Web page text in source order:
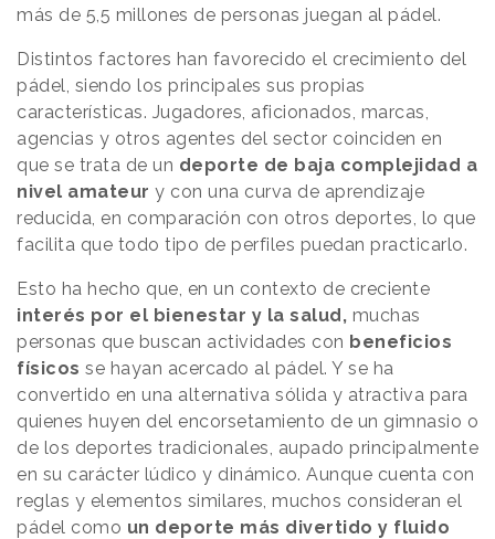
más de 5,5 millones de personas juegan al pádel.
Distintos factores han favorecido el crecimiento del
pádel, siendo los principales sus propias
características. Jugadores, aficionados, marcas,
agencias y otros agentes del sector coinciden en
que se trata de un deporte de baja complejidad a
nivel amateur y con una curva de aprendizaje
reducida, en comparación con otros deportes, lo que
facilita que todo tipo de perfiles puedan practicarlo.
Esto ha hecho que, en un contexto de creciente
interés por el bienestar y la salud, muchas
personas que buscan actividades con beneficios
físicos se hayan acercado al pádel. Y se ha
convertido en una alternativa sólida y atractiva para
quienes huyen del encorsetamiento de un gimnasio o
de los deportes tradicionales, aupado principalmente
en su carácter lúdico y dinámico. Aunque cuenta con
reglas y elementos similares, muchos consideran el
pádel como un deporte más divertido y fluido